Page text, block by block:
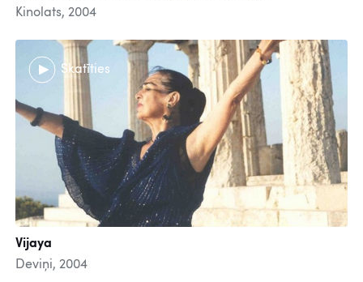
Kinolats, 2004
Skatīties
Vijaya
Deviņi, 2004